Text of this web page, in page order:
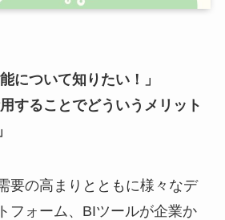
について知りたい！」
することでどういうメリット
要の高まりとともに様々なデ
フォーム、BIツールが企業か